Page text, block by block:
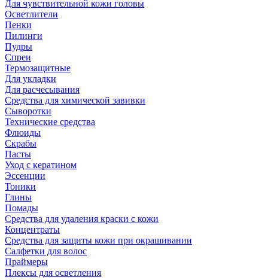
Для чувствительной кожи головы
Осветлители
Пенки
Пилинги
Пудры
Спреи
Термозащитные
Для укладки
Для расчесывания
Средства для химической завивки
Сыворотки
Технические средства
Флюиды
Скрабы
Пасты
Уход с кератином
Эссенции
Тоники
Глины
Помады
Средства для удаления краски с кожи
Концентраты
Средства для защиты кожи при окрашивании
Салфетки для волос
Праймеры
Плексы для осветления